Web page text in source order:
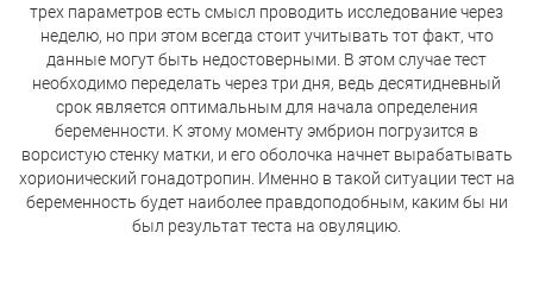
трех параметров есть смысл проводить исследование через
неделю, но при этом всегда стоит учитывать тот факт, что
данные могут быть недостоверными. В этом случае тест
необходимо переделать через три дня, ведь десятидневный
срок является оптимальным для начала определения
беременности. К этому моменту эмбрион погрузится в
ворсистую стенку матки, и его оболочка начнет вырабатывать
хорионический гонадотропин. Именно в такой ситуации тест на
беременность будет наиболее правдоподобным, каким бы ни
был результат теста на овуляцию.